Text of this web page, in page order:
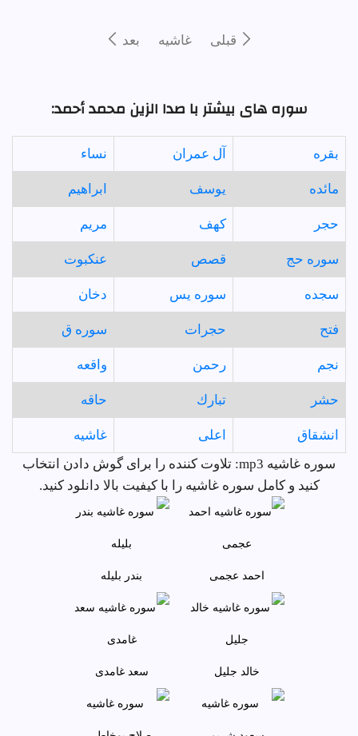
قبلى غاشيه بعد
سوره های بیشتر با صدا الزين محمد أحمد:
بقره آل عمران نساء
مائده يوسف ابراهيم
حجر كهف مريم
سوره حج قصص عنكبوت
سجده سوره يس دخان
فتح حجرات سوره ق
نجم رحمن واقعه
حشر تبارك حاقه
انشقاق اعلى
غاشيه
سوره غاشيه mp3: تلاوت کننده را برای گوش دادن انتخاب
کنید و کامل سوره غاشيه را با کیفیت بالا دانلود کنید.
احمد عجمى بندر بليله
خالد جليل سعد غامدی